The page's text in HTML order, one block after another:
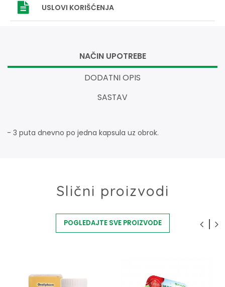
USLOVI KORIŠĆENJA
NAČIN UPOTREBE
DODATNI OPIS
SASTAV
- 3 puta dnevno po jedna kapsula uz obrok.
Slični proizvodi
POGLEDAJTE SVE PROIZVODE